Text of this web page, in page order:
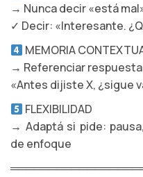
→ Nunca decir «está
✓ Decir: «Interesante.
MEMORIA
→ Referenciar
«Antes dijiste X, ¿sigue
FLEXIBILIDAD
→ Adaptá si pide:
de enfoque